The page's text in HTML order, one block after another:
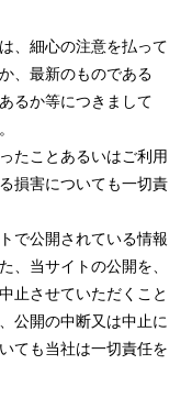
、細心の注意を払って
、最新のものである
るか等につきまして
たことあるいはご利用
損害についても一切責
で公開されている情報
、当サイトの公開を、
止させていただくこと
公開の中断又は中止に
ても当社は一切責任を